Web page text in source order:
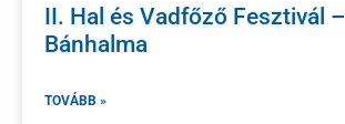
II. Hal és Vadfőző Fesztivál –
Bánhalma
TOVÁBB »